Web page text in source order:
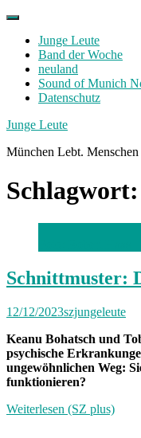
Skip
contentJunge Leute
Band der Woche
neuland
Sound of Munich
Datenschutz
Facebook
Twitter
Instagram
Junge Leute
München Lebt. Menschen
Schlagwort:
Schnittmuster:
12/12/2023szjungeleute
Keanu Bohatsch und
psychische
ungewöhnlichen Weg:
funktionieren?
Weiterlesen (SZ plus)